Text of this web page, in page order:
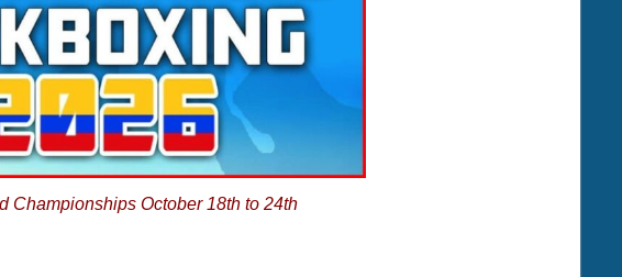
Championships October 18th to 24th